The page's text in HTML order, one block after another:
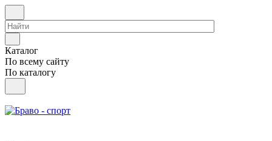
Каталог
По всему сайту
По каталогу